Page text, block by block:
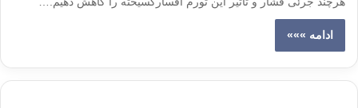
ادامه »»»